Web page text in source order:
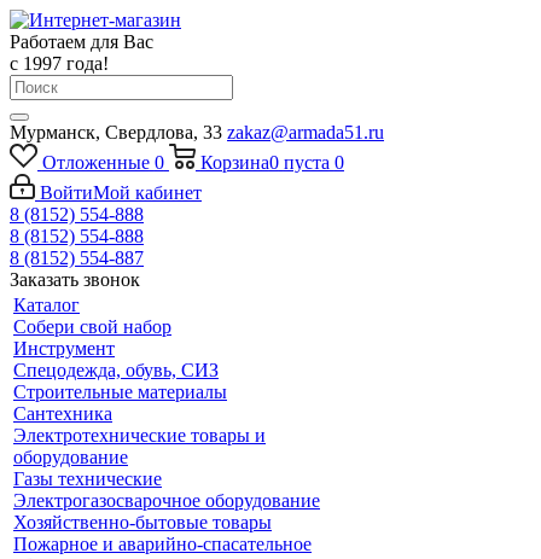
Работаем для Вас
с 1997 года!
Мурманск, Свердлова, 33 zakaz@armada51.ru
Отложенные 0 Корзина0 пуста 0
ВойтиМой кабинет
8 (8152) 554-888
8 (8152) 554-888
8 (8152) 554-887
Заказать звонок
Каталог
Собери свой набор
Инструмент
Спецодежда, обувь, СИЗ
Строительные материалы
Сантехника
Электротехнические товары и
оборудование
Газы технические
Электрогазосварочное оборудование
Хозяйственно-бытовые товары
Пожарное и аварийно-спасательное